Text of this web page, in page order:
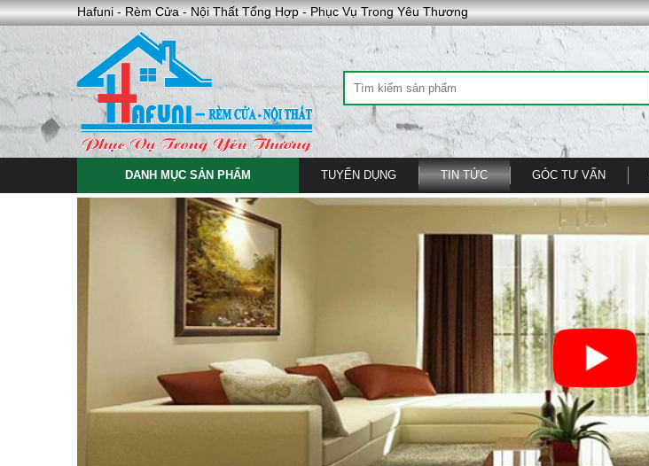
Hafuni - Rèm Cửa - Nội Thất Tổng Hợp - Phục Vụ Trong Yêu Thương
DANH MỤC SẢN PHẨM TUYỂN DỤNG TIN TỨC GÓC TƯ VẤN